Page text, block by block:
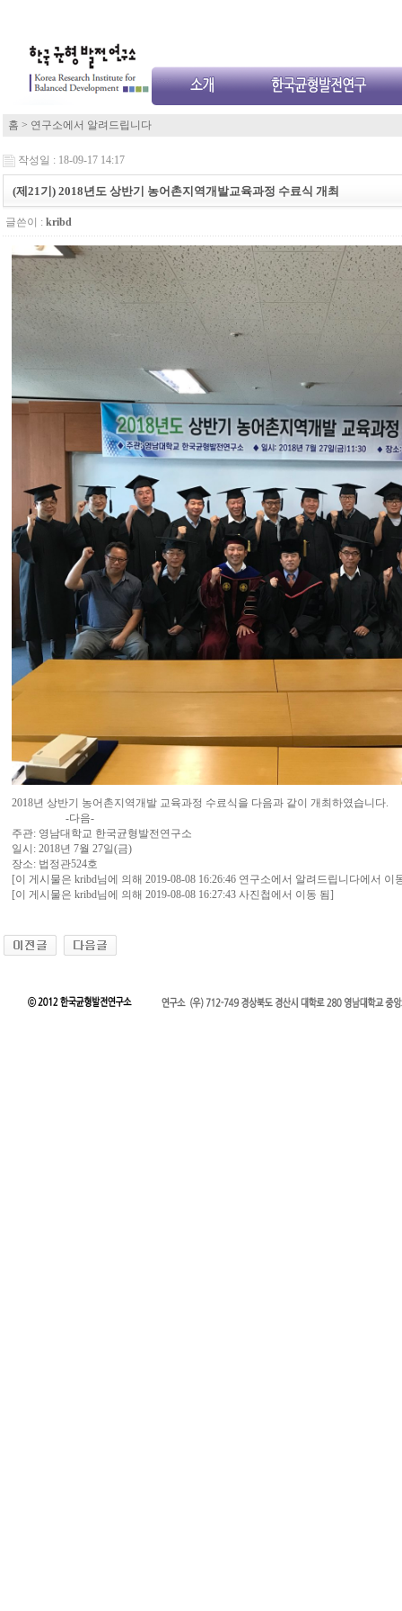
홈 > 연구소에서 알려드립니다
작성일 : 18-09-17 14:17
(제21기) 2018년도 상반기 농어촌지역개발교육과정 수료식 개최
글쓴이 : kribd
2018년 상반기 농어촌지역개발 교육과정 수료식을 다음과 같이 개최하였습니다.
-다음-
주관: 영남대학교 한국균형발전연구소
일시: 2018년 7월 27일(금)
장소: 법정관524호
[이 게시물은 kribd님에 의해 2019-08-08 16:26:46 연구소에서 알려드립니다에서 이
[이 게시물은 kribd님에 의해 2019-08-08 16:27:43 사진첩에서 이동 됨]